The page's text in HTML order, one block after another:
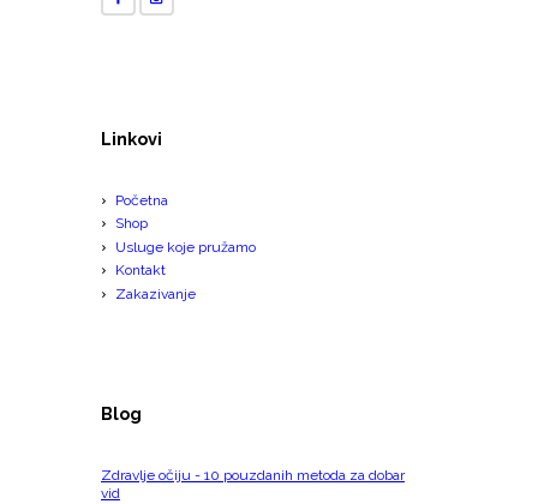
Linkovi
Početna
Shop
Usluge koje pružamo
Kontakt
Zakazivanje
Blog
Zdravlje očiju - 10 pouzdanih metoda za dobar
vid